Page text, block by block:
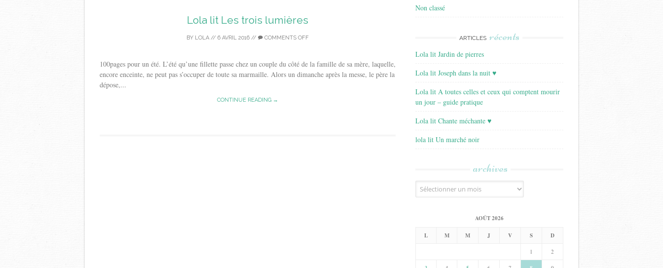
Lola lit Les trois lumières
BY LOLA // 6 AVRIL 2016 // COMMENTS OFF
100pages pour un été. L’été qu’une fillette passe chez un couple du côté de la famille de sa mère, laquelle,
encore enceinte, ne peut pas s’occuper de toute sa marmaille. Alors un dimanche après la messe, le père la
dépose,...
CONTINUE READING →
Non classé
ARTICLES récents
Lola lit Jardin de pierres
Lola lit Joseph dans la nuit ♥
Lola lit A toutes celles et ceux qui comptent mourir
un jour – guide pratique
Lola lit Chante méchante ♥
lola lit Un marché noir
archives
Archives
AOÛT 2026
L M M J V S D
1 2